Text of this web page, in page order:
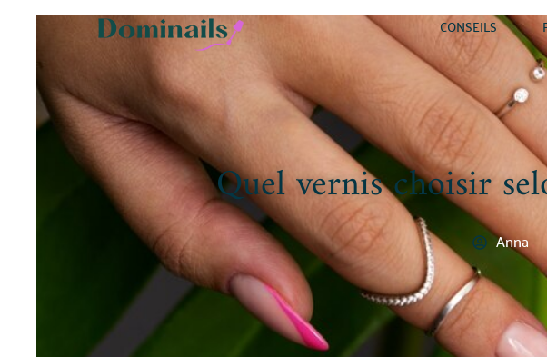
CONSEILS
Quel vernis choisir
Anna